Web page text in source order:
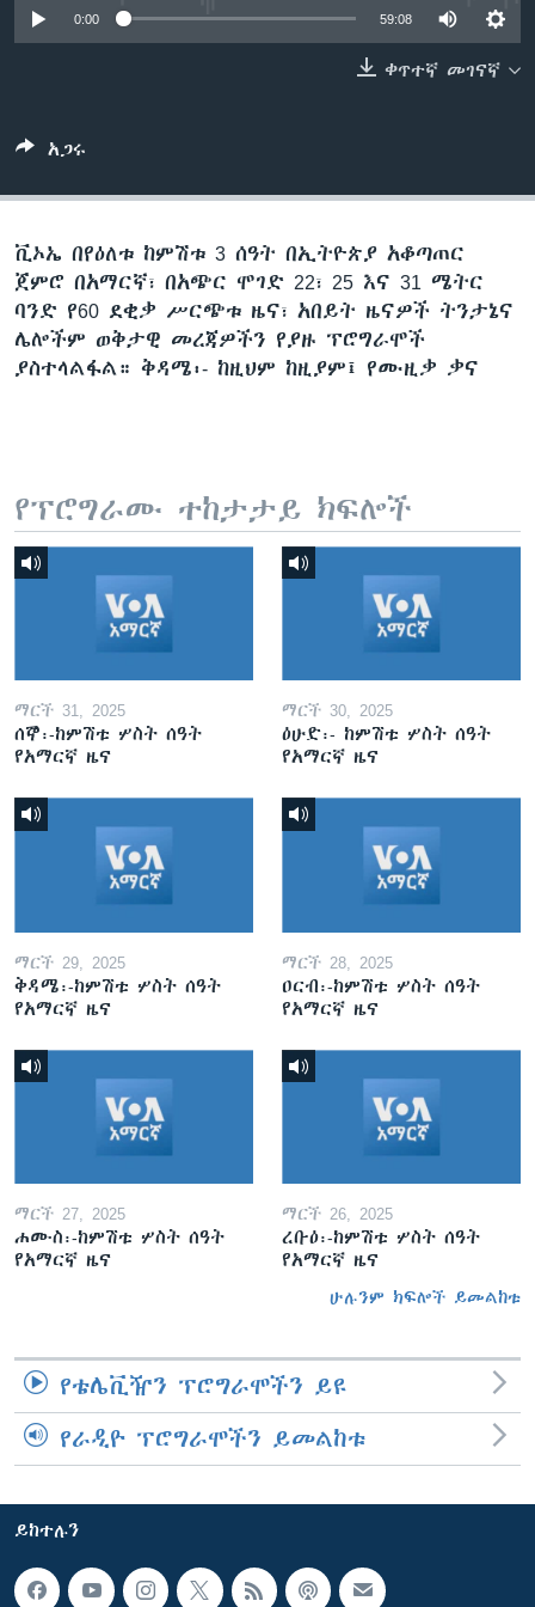
0:00 59:08
ቀጥተኛ መገናኛ
አጋሩ
ቪኦኤ በየዕለቱ ከምሽቱ 3 ሰዓት በኢትዮጵያ አቆጣጠር
ጀምሮ በአማርኛ፣ በአጭር ሞገድ 22፣ 25 እና 31 ሜትር
ባንድ የ60 ደቂቃ ሥርጭቱ ዜና፣ አበይት ዜናዎች ትንታኔና
ሌሎችም ወቅታዊ መረጃዎችን የያዙ ፕሮግራሞች
ያስተላልፋል። ቅዳሜ፡- ከዚህም ከዚያም፤ የሙዚቃ ቃና
የፕሮግራሙ ተከታታይ ክፍሎች
ማርች 31, 2025
ሰኞ፡-ከምሽቱ ሦስት ሰዓት
የአማርኛ ዜና
ማርች 30, 2025
ዕሁድ፡- ከምሽቱ ሦስት ሰዓት
የአማርኛ ዜና
ማርች 29, 2025
ቅዳሜ፡-ከምሽቱ ሦስት ሰዓት
የአማርኛ ዜና
ማርች 28, 2025
ዐርብ፡-ከምሽቱ ሦስት ሰዓት
የአማርኛ ዜና
ማርች 27, 2025
ሐሙስ፡-ከምሽቱ ሦስት ሰዓት
የአማርኛ ዜና
ማርች 26, 2025
ረቡዕ፡-ከምሽቱ ሦስት ሰዓት
የአማርኛ ዜና
ሁሉንም ክፍሎች ይመልከቱ
የቴሌቪዥን ፕሮግራሞችን ይዩ
የራዲዮ ፕሮግራሞችን ይመልከቱ
ይከተሉን